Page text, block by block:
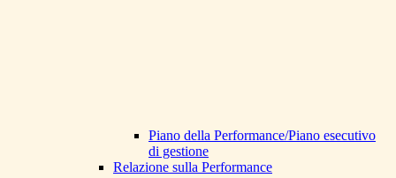
Piano della Performance/Piano esecutivo
di gestione
Relazione sulla Performance